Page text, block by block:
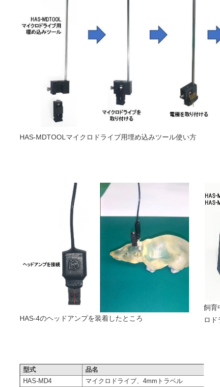
HAS-MDTOOLマイクロドライブ用埋め込みツール使い方
HAS-4のヘッドアンプを装着したところ
飼育
ロド
型式
品名
HAS-MD4
マイクロドライブ、4mmトラベル